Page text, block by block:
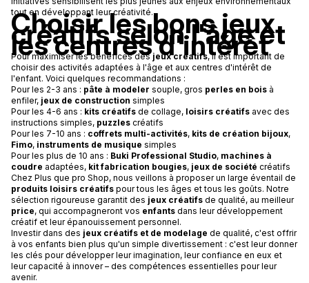
tout en développant leur créativité.
Choisir les bons jeux
créatifs selon l'âge et
les centres d'intérêt
Pour maximiser les bénéfices desjeux créatifs, il est important de
choisir des activités adaptées à l'âge et aux centres d'intérêt de
l'enfant. Voici quelques recommandations :
Pour les 2-3 ans : pâte à modeler souple, gros perles en bois à
enfiler, jeux de construction simples
Pour les 4-6 ans : kits créatifs de collage, loisirs créatifs avec des
instructions simples, puzzles créatifs
Pour les 7-10 ans : coffrets multi-activités, kits de création bijoux,
Fimo, instruments de musique simples
Pour les plus de 10 ans : Buki Professional Studio, machines à
coudre adaptées, kit fabrication bougies, jeux de société créatifs
Chez Plus que pro Shop, nous veillons à proposer un large éventail de
produits loisirs créatifs pour tous les âges et tous les goûts. Notre
sélection rigoureuse garantit des jeux créatifs de qualité, au meilleur
price, qui accompagneront vos enfants dans leur développement
créatif et leur épanouissement personnel.
Investir dans des jeux créatifs et de modelage de qualité, c'est offrir
à vos enfants bien plus qu'un simple divertissement : c'est leur donner
les clés pour développer leur imagination, leur confiance en eux et
leur capacité à innover – des compétences essentielles pour leur
avenir.